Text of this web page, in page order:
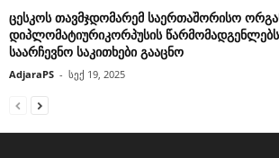
ცესკოს თავმჯდომარემ საერთაშორისო
დიპლომატიურიკორპუსის
საარჩევნო საკითხები გააცნო
AdjaraPS - სექ 19, 2025